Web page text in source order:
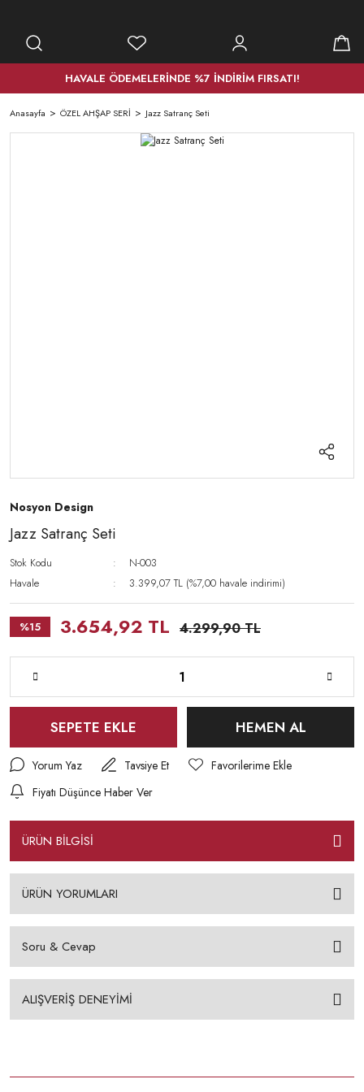
HAVALE ÖDEMELERİNDE %7 İNDİRİM FIRSATI!
Anasayfa ÖZEL AHŞAP SERİ Jazz Satranç Seti
Nosyon Design
Jazz Satranç Seti
Stok Kodu
N-003
Havale
3.399,07 TL (%7,00 havale indirimi)
%15 3.654,92 TL 4.299,90 TL
SEPETE EKLE HEMEN AL
Yorum Yaz
Tavsiye Et
Fiyatı Düşünce Haber Ver
ÜRÜN BİLGİSİ
ÜRÜN YORUMLARI
Soru & Cevap
ALIŞVERİŞ DENEYİMİ